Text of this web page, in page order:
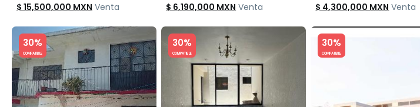
$ 15,500,000 MXN Venta $ 6,190,000 MXN Venta $ 4,300,000 MXN Venta
30%
COMPATIBLE
Slide 1 of 5
30%
COMPATIBLE
Slide 1 of 5
30%
COMPATIBLE
Slide 1 of 5